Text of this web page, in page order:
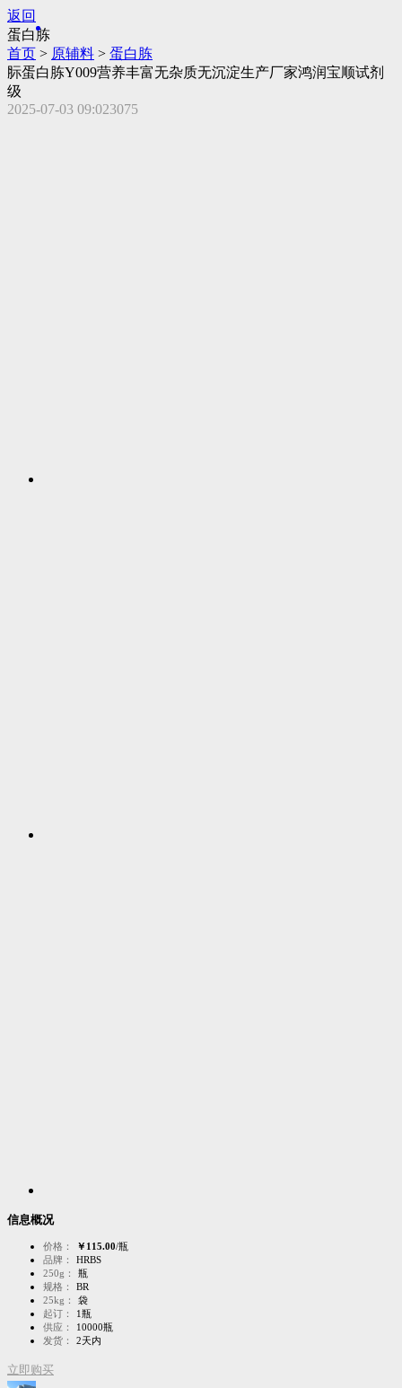
返回
蛋白胨
首页 > 原辅料 > 蛋白胨
䏡蛋白胨Y009营养丰富无杂质无沉淀生产厂家鸿润宝顺试剂
级
2025-07-03 09:023075
信息概况
价格： ￥115.00/瓶
品牌：
HRBS
250g：
瓶
规格：
BR
25kg：
袋
起订：
1瓶
供应：
10000瓶
发货：
2天内
立即购买